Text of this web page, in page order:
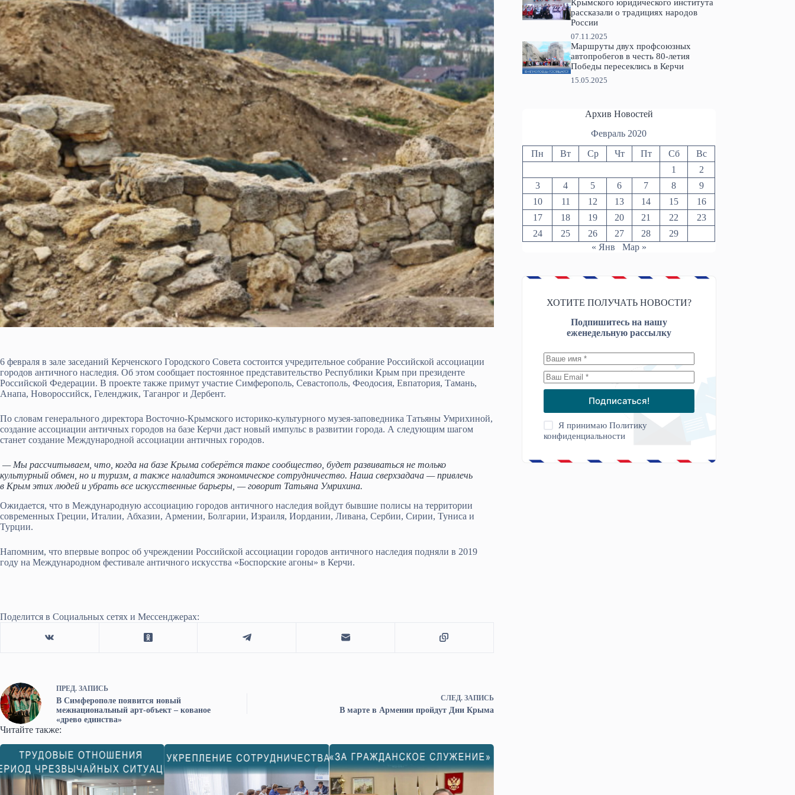
6 февраля в зале заседаний Керченского Городского Совета состоится учредительное собрание Российской ассоциации
городов античного наследия. Об этом сообщает постоянное представительство Республики Крым при президенте
Российской Федерации. В проекте также примут участие Симферополь, Севастополь, Феодосия, Евпатория, Тамань,
Анапа, Новороссийск, Геленджик, Таганрог и Дербент.
По словам генерального директора Восточно-Крымского историко-культурного музея-заповедника Татьяны Умрихиной,
создание ассоциации античных городов на базе Керчи даст новый импульс в развитии города. А следующим шагом
станет создание Международной ассоциации античных городов.
— Мы рассчитываем, что, когда на базе Крыма соберётся такое сообщество, будет развиваться не только
культурный обмен, но и туризм, а также наладится экономическое сотрудничество. Наша сверхзадача — привлечь
в Крым этих людей и убрать все искусственные барьеры, — говорит Татьяна Умрихина.
Ожидается, что в Международную ассоциацию городов античного наследия войдут бывшие полисы на территории
современных Греции, Италии, Абхазии, Армении, Болгарии, Израиля, Иордании, Ливана, Сербии, Сирии, Туниса и
Турции.
Напомним, что впервые вопрос об учреждении Российской ассоциации городов античного наследия подняли в 2019
году на Международном фестивале античного искусства «Боспорские агоны» в Керчи.
Поделится в Социальных сетях и Мессенджерах:
ПРЕД. ЗАПИСЬ
В Симферополе появится новый
межнациональный арт-объект – кованое
«древо единства»
СЛЕД. ЗАПИСЬ
В марте в Армении пройдут Дни Крыма
Читайте также:
Крымского юридического института
рассказали о традициях народов
России
07.11.2025
Маршруты двух профсоюзных
автопробегов в честь 80-летия
Победы пересеклись в Керчи
15.05.2025
Архив Новостей
Февраль 2020
Пн Вт Ср Чт Пт Сб
Вс
1
2
3
4 5 6 7 8
9
10
11 12 13 14 15
16
17
18 19 20 21 22
23
24
25 26 27 28
29
« Янв
Мар »
ХОТИТЕ ПОЛУЧАТЬ НОВОСТИ?
Подпишитесь на нашу
еженедельную рассылку
Подписаться!
Я принимаюПолитику
конфиденциальности